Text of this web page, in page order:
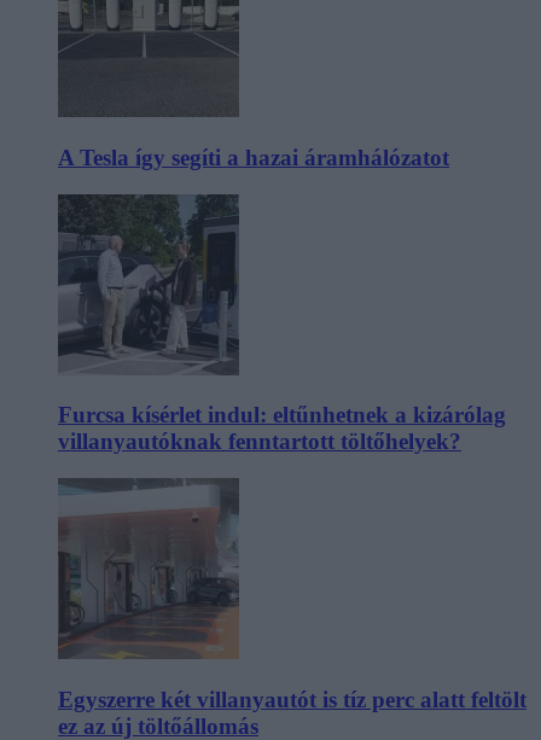
A Tesla így segíti a hazai áramhálózatot
Furcsa kísérlet indul: eltűnhetnek a kizárólag
villanyautóknak fenntartott töltőhelyek?
Egyszerre két villanyautót is tíz perc alatt feltölt
ez az új töltőállomás